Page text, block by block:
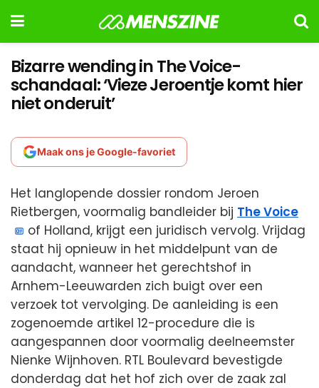
Bizarre wending in The Voice-
schandaal: ‘Vieze Jeroentje komt hier
niet onderuit’
Maak ons je Google-favoriet
Het langlopende dossier rondom Jeroen
Rietbergen, voormalig bandleider bij The Voice
of Holland, krijgt een juridisch vervolg. Vrijdag
staat hij opnieuw in het middelpunt van de
aandacht, wanneer het gerechtshof in
Arnhem-Leeuwarden zich buigt over een
verzoek tot vervolging. De aanleiding is een
zogenoemde artikel 12-procedure die is
aangespannen door voormalig deelneemster
Nienke Wijnhoven. RTL Boulevard bevestigde
donderdag dat het hof zich over de zaak zal